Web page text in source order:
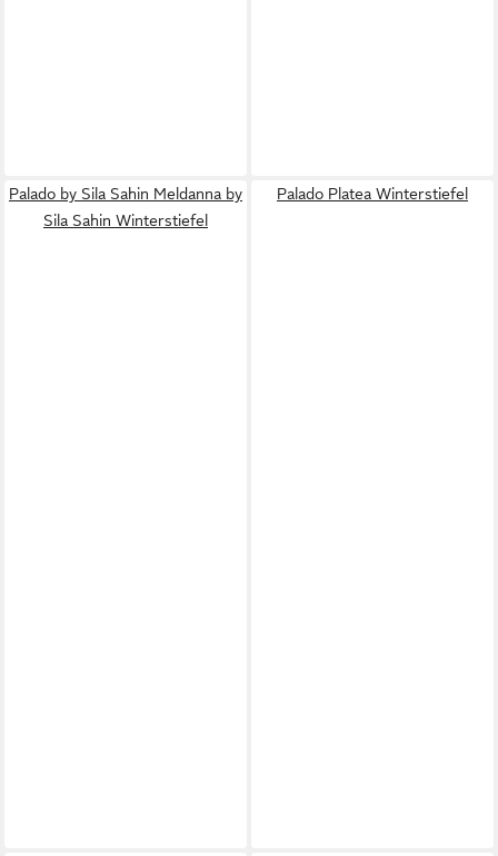
Palado by Sila Sahin Meldanna by
Sila Sahin Winterstiefel
Palado Platea Winterstiefel